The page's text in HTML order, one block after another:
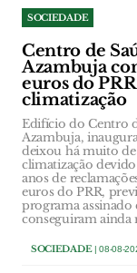
SOCIEDADE
Centro de
Azambuja
euros do
climatização
Edifício do Centro
Azambuja,
deixou há muito de
climatização
anos de
euros do PRR,
programa assinado
conseguiram ainda
SOCIEDADE| 08-08-